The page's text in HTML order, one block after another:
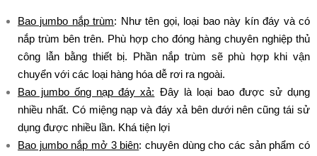
Bao jumbo nắp trùm: Như tên gọi, loại bao này kín đáy và có
nắp trùm bên trên. Phù hợp cho đóng hàng chuyên nghiệp thủ
công lẫn bằng thiết bị. Phần nắp trùm sẽ phù hợp khi vận
chuyển với các loại hàng hóa dễ rơi ra ngoài.
Bao jumbo ống nạp đáy xả: Đây là loại bao được sử dụng
nhiều nhất. Có miệng nạp và đáy xả bên dưới nên cũng tái sử
dụng được nhiều lần. Khá tiện lợi
Bao jumbo nắp mở 3 biên: chuyên dùng cho các sản phẩm có